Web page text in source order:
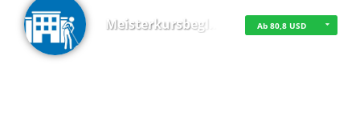
Meisterkursbegl… Ab 80,8 USD